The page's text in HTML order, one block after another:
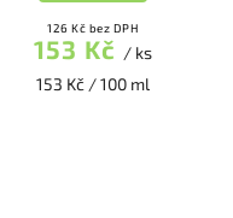
126 Kč bez DPH
153 Kč / ks
153 Kč / 100 ml